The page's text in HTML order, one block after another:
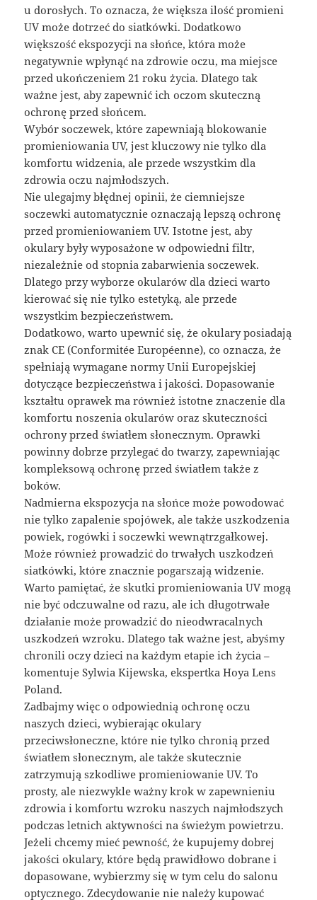
u dorosłych. To oznacza, że większa ilość promieni
UV może dotrzeć do siatkówki. Dodatkowo
większość ekspozycji na słońce, która może
negatywnie wpłynąć na zdrowie oczu, ma miejsce
przed ukończeniem 21 roku życia. Dlatego tak
ważne jest, aby zapewnić ich oczom skuteczną
ochronę przed słońcem.
Wybór soczewek, które zapewniają blokowanie
promieniowania UV, jest kluczowy nie tylko dla
komfortu widzenia, ale przede wszystkim dla
zdrowia oczu najmłodszych.
Nie ulegajmy błędnej opinii, że ciemniejsze
soczewki automatycznie oznaczają lepszą ochronę
przed promieniowaniem UV. Istotne jest, aby
okulary były wyposażone w odpowiedni filtr,
niezależnie od stopnia zabarwienia soczewek.
Dlatego przy wyborze okularów dla dzieci warto
kierować się nie tylko estetyką, ale przede
wszystkim bezpieczeństwem.
Dodatkowo, warto upewnić się, że okulary posiadają
znak CE (Conformitée Européenne), co oznacza, że
spełniają wymagane normy Unii Europejskiej
dotyczące bezpieczeństwa i jakości. Dopasowanie
kształtu oprawek ma również istotne znaczenie dla
komfortu noszenia okularów oraz skuteczności
ochrony przed światłem słonecznym. Oprawki
powinny dobrze przylegać do twarzy, zapewniając
kompleksową ochronę przed światłem także z
boków.
Nadmierna ekspozycja na słońce może powodować
nie tylko zapalenie spojówek, ale także uszkodzenia
powiek, rogówki i soczewki wewnątrzgałkowej.
Może również prowadzić do trwałych uszkodzeń
siatkówki, które znacznie pogarszają widzenie.
Warto pamiętać, że skutki promieniowania UV mogą
nie być odczuwalne od razu, ale ich długotrwałe
działanie może prowadzić do nieodwracalnych
uszkodzeń wzroku. Dlatego tak ważne jest, abyśmy
chronili oczy dzieci na każdym etapie ich życia –
komentuje Sylwia Kijewska, ekspertka Hoya Lens
Poland.
Zadbajmy więc o odpowiednią ochronę oczu
naszych dzieci, wybierając okulary
przeciwsłoneczne, które nie tylko chronią przed
światłem słonecznym, ale także skutecznie
zatrzymują szkodliwe promieniowanie UV. To
prosty, ale niezwykle ważny krok w zapewnieniu
zdrowia i komfortu wzroku naszych najmłodszych
podczas letnich aktywności na świeżym powietrzu.
Jeżeli chcemy mieć pewność, że kupujemy dobrej
jakości okulary, które będą prawidłowo dobrane i
dopasowane, wybierzmy się w tym celu do salonu
optycznego. Zdecydowanie nie należy kupować